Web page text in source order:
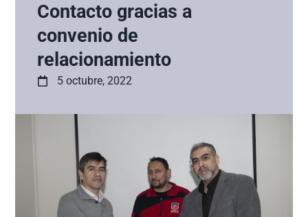
Contacto gracias a
convenio de
relacionamiento
5 octubre, 2022